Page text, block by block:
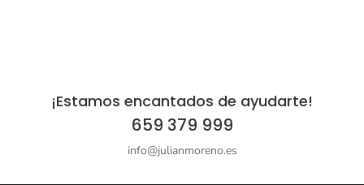
¡Estamos encantados de ayudarte!
659 379 999
info@julianmoreno.es